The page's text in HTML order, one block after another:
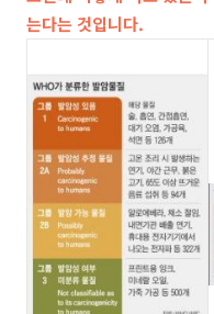
는다는 것입니다.